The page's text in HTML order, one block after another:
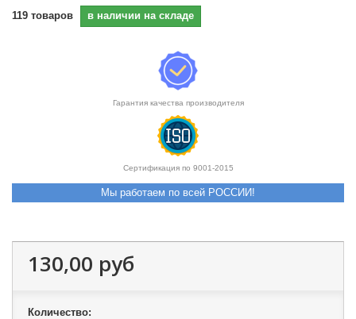
119 товаров в наличии на складе
Гарантия качества производителя
Сертификация по 9001-2015
Мы работаем по всей РОССИИ!
130,00 руб
Количество: